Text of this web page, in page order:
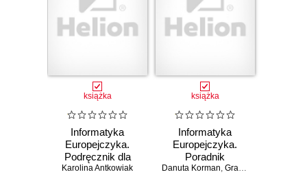
książka
Informatyka
Europejczyka.
Podręcznik dla
szkół
Karolina Antkowiak
książka
Informatyka
Europejczyka.
Poradnik
metodyczny dla
Danuta Korman, Grażyna Szabłowicz-Zawadzka